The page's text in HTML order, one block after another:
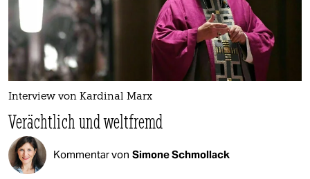
Interview von Kardinal Marx
Verächtlich und weltfremd
Kommentar von Simone Schmollack